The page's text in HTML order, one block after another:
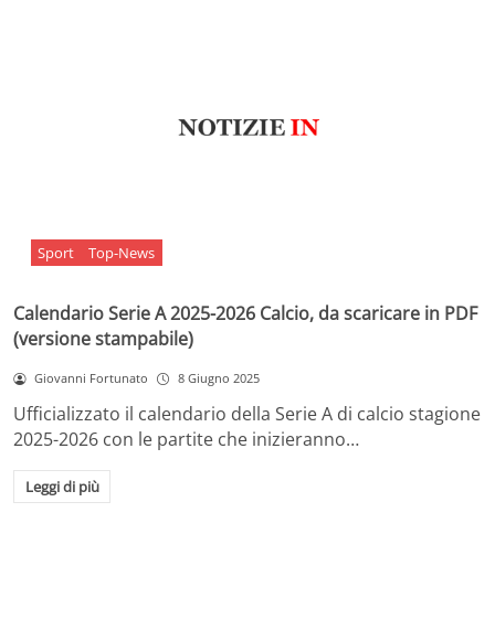
Sport Top-News
Calendario Serie A 2025-2026 Calcio, da scaricare in PDF
(versione stampabile)
Giovanni Fortunato 8 Giugno 2025
Ufficializzato il calendario della Serie A di calcio stagione
2025-2026 con le partite che inizieranno…
Leggi di più